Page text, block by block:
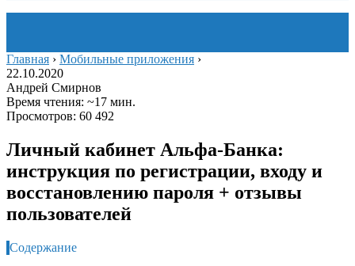
Главная › Мобильные приложения ›
22.10.2020
Андрей Смирнов
Время чтения: ~17 мин.
Просмотров: 60 492
Личный кабинет Альфа-Банка:
инструкция по регистрации, входу и
восстановлению пароля + отзывы
пользователей
Содержание